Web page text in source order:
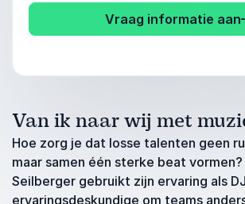
Vraag informatie aan
Van ik naar wij met
Hoe zorg je dat losse talenten geen
maar samen één sterke beat
Seilberger gebruikt zijn ervaring als
ervaringsdeskundige om teams